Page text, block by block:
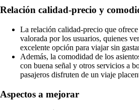
Relación calidad-precio y
La relación calidad-precio que
valorada por los usuarios, quienes
excelente opción para viajar sin
Además, la comodidad de los
con buena señal y otros servicios a
pasajeros disfruten de un viaje
Aspectos a mejorar